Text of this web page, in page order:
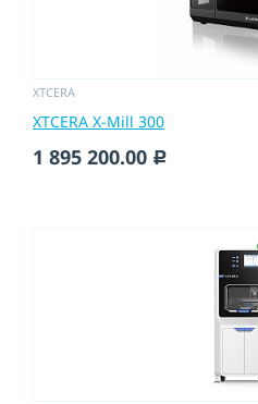
XTCERA
XTCERA X-Mill 300
1 895 200.00 c